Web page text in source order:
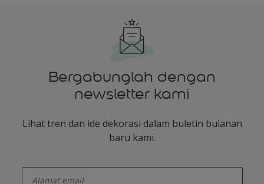
Bergabunglah dengan
newsletter kami
Lihat tren dan ide dekorasi dalam buletin bulanan
baru kami.